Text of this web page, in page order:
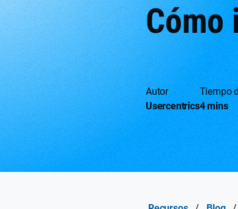
Cómo
Autor
Usercentrics
Tiempo
4 mins